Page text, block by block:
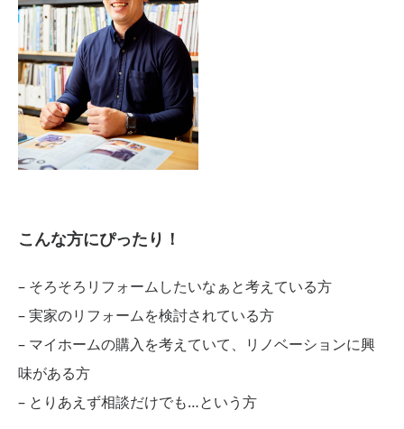
こんな方にぴったり！
– そろそろリフォームしたいなぁと考えている方
– 実家のリフォームを検討されている方
– マイホームの購入を考えていて、リノベーションに興
味がある方
– とりあえず相談だけでも…という方